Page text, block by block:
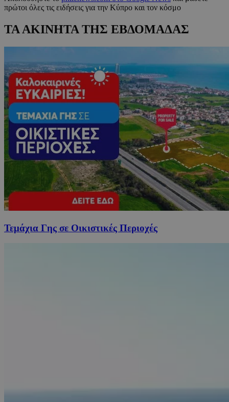
πρώτοι όλες τις ειδήσεις για την Κύπρο και τον κόσμο
ΤΑ ΑΚΙΝΗΤΑ ΤΗΣ ΕΒΔΟΜΑΔΑΣ
Τεμάχια Γης σε Οικιστικές Περιοχές